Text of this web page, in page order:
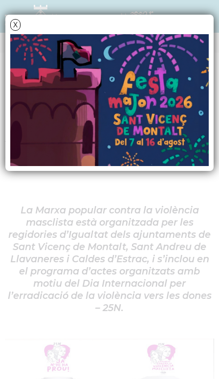
X
NOTÍCIES - ACTUALITAT
Marxa popular contra
la violència masclista
Termini d'inscripció ampliat fins al
22 de novembre
La Marxa popular contra la violència
masclista està organitzada per les
regidories d’Igualtat dels ajuntaments de
Sant Vicenç de Montalt, Sant Andreu de
Llavaneres i Caldes d’Estrac, i s’inclou en
el programa d’actes organitzats amb
motiu del Dia Internacional per
l’erradicació de la violència vers les dones
– 25N.